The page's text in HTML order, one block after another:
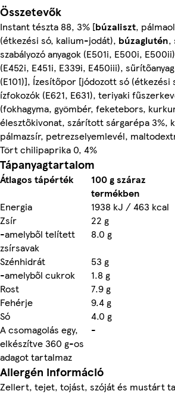
Összetevők
Instant tészta 88, 3% [búzaliszt,
(étkezési só, kalium-jodát), búzaglutén,
szabályozó anyagok (E501i, E500i,
(E452i, E451i, E339i, E450iii),
(E101)], Ízesítőpor [jódozott só
ízfokozók (E621, E631), teriyaki
(fokhagyma, gyömbér, feketebors,
élesztőkivonat, szárított sárgarépa 3%,
pálmazsír, petrezselyemlevél,
Tört chilipaprika 0, 4%
Tápanyagtartalom
Átlagos tápérték
100 g száraz
termékben
Energia
1938 kJ / 463 kcal
Zsír
22 g
-amelyből telített
zsírsavak
8.0 g
Szénhidrát
53 g
-amelyből cukrok
1.8 g
Rost
7.9 g
Fehérje
9.4 g
Só
4.0 g
A csomagolás egy,
elkészítve 360 g-os
adagot tartalmaz
-
Allergén információ
Zellert, tejet, tojást, szóját és mustárt